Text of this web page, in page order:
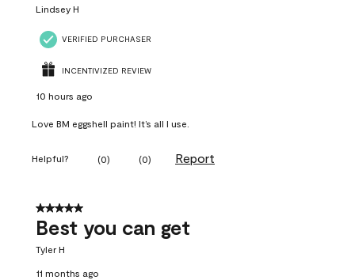
Lindsey H
VERIFIED PURCHASER
INCENTIVIZED REVIEW
10 hours ago
Love BM eggshell paint! It’s all I use.
Helpful? (0) (0) Report
5 out of 5 stars.
Best you can get
Tyler H
11 months ago